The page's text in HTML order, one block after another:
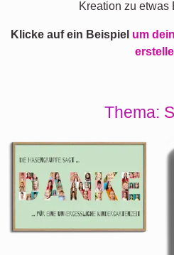
Kreation zu etwas
Klicke auf ein Beispiel um
Thema: